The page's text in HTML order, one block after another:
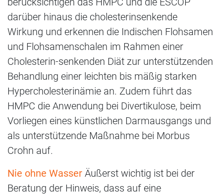
darüber hinaus die cholesterinsenkende
Wirkung und erkennen die Indischen Flohsamen
und Flohsamenschalen im Rahmen einer
Cholesterin-senkenden Diät zur unterstützenden
Behandlung einer leichten bis mäßig starken
Hypercholesterinämie an. Zudem führt das
HMPC die Anwendung bei Divertikulose, beim
Vorliegen eines künstlichen Darmausgangs und
als unterstützende Maßnahme bei Morbus
Crohn auf.
Nie ohne Wasser Äußerst wichtig ist bei der
Beratung der Hinweis, dass auf eine